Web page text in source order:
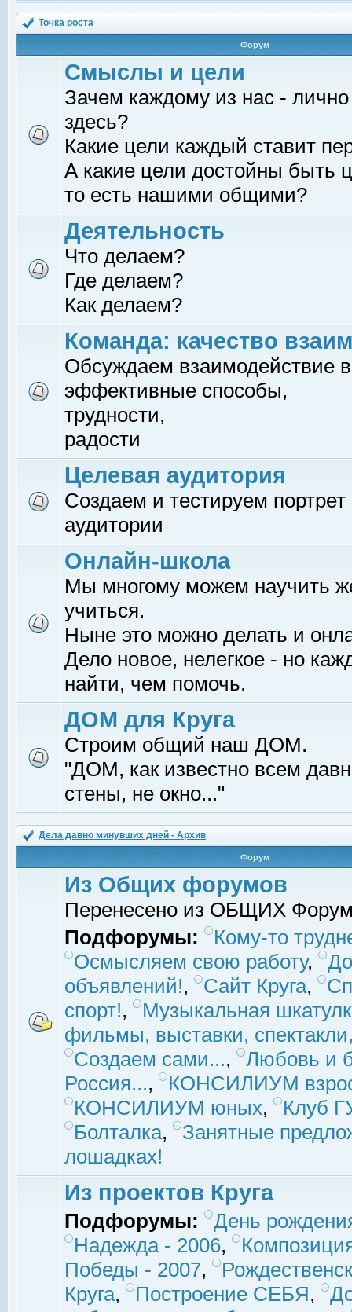
Точка роста
Форум
Смыслы и цели
Зачем каждому из нас -
здесь?
Какие цели каждый ставит
А какие цели достойны быть
то есть нашими общими?
Деятельность
Что делаем?
Где делаем?
Как делаем?
Команда: качество
Обсуждаем взаимодействие
эффективные способы,
трудности,
радости
Целевая аудитория
Создаем и тестируем
аудитории
Онлайн-школа
Мы многому можем научить
учиться.
Ныне это можно делать и
Дело новое, нелегкое - но
найти, чем помочь.
ДОМ для Круга
Строим общий наш ДОМ.
"ДОМ, как известно всем
стены, не окно..."
Дела давно минувших дней - Архив
Форум
Из Общих форумов
Перенесено из ОБЩИХ
Подфорумы:
Кому-то
Осмысляем свою работу,
объявлений!, Сайт Круга,
спорт!,
Музыкальная
фильмы, выставки,
Создаем сами...,
Любовь и
Россия...,
КОНСИЛИУМ
КОНСИЛИУМ юных,
Клуб
Болталка,
Занятные
лошадках!
Из проектов Круга
Подфорумы:
День
Надежда - 2006,
Победы - 2007,
Круга, Построение СЕБЯ,